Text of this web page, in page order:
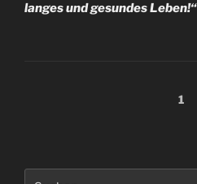
langes und gesundes Leben!“
Seitennummerierung
Seite1